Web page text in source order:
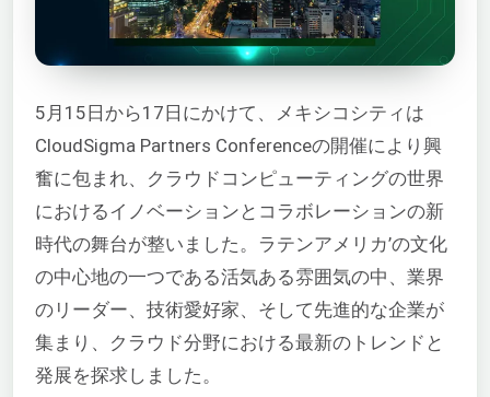
5月15日から17日にかけて、メキシコシティは
CloudSigma Partners Conferenceの開催により興
奮に包まれ、クラウドコンピューティングの世界
におけるイノベーションとコラボレーションの新
時代の舞台が整いました。ラテンアメリカ’の文化
の中心地の一つである活気ある雰囲気の中、業界
のリーダー、技術愛好家、そして先進的な企業が
集まり、クラウド分野における最新のトレンドと
発展を探求しました。